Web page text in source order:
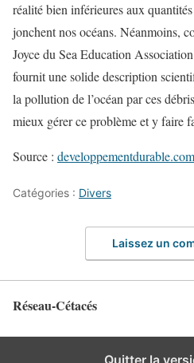
réalité bien inférieures aux
jonchent nos océans. Néanmoins,
Joyce du Sea Education
fournit une solide description
la pollution de l’océan par ces
mieux gérer ce problème et y faire
Source : developpementdurable.com
Catégories : Divers
Laissez un
Réseau-Cétacés
Quitter la